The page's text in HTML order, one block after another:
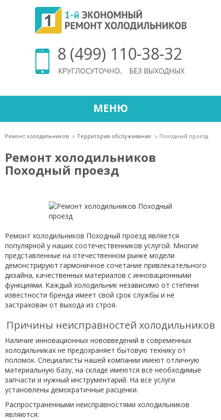
8 (499) 110-38-32
МЕНЮ
Ремонт холодильников Территория обслуживания Походный проезд
Ремонт холодильников
Походный проезд
Ремонт холодильников Походный проезд является
популярной у наших соотечественников услугой. Многие
представленные на отечественном рынке модели
демонстрируют гармоничное сочетание привлекательного
дизайна, качественных материалов с инновационными
функциями. Каждый холодильник независимо от степени
известности бренда имеет свой срок службы и не
застрахован от выхода из строя.
Причины неисправностей холодильников
Наличие инновационных нововведений в современных
холодильниках не предохраняет бытовую технику от
поломок. Специалисты нашей компании имеют отличную
материальную базу, на складе имеются все необходимые
запчасти и нужный инструментарий. На все услуги
установлены демократичные расценки.
Распространенными неисправностями холодильников
являются: